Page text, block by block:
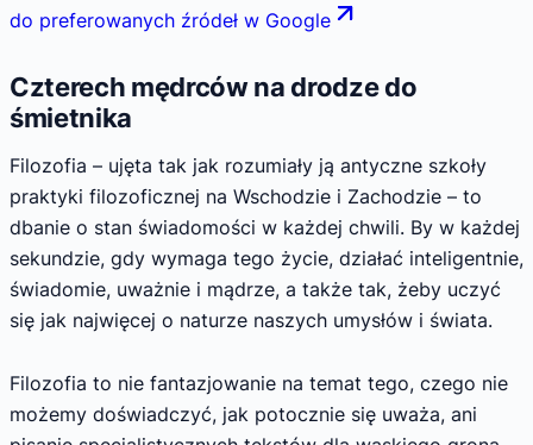
do preferowanych źródeł w Google
Czterech mędrców na drodze do
śmietnika
Filozofia – ujęta tak jak rozumiały ją antyczne szkoły
praktyki filozoficznej na Wschodzie i Zachodzie – to
dbanie o stan świadomości w każdej chwili. By w każdej
sekundzie, gdy wymaga tego życie, działać inteligentnie,
świadomie, uważnie i mądrze, a także tak, żeby uczyć
się jak najwięcej o naturze naszych umysłów i świata.
Filozofia to nie fantazjowanie na temat tego, czego nie
możemy doświadczyć, jak potocznie się uważa, ani